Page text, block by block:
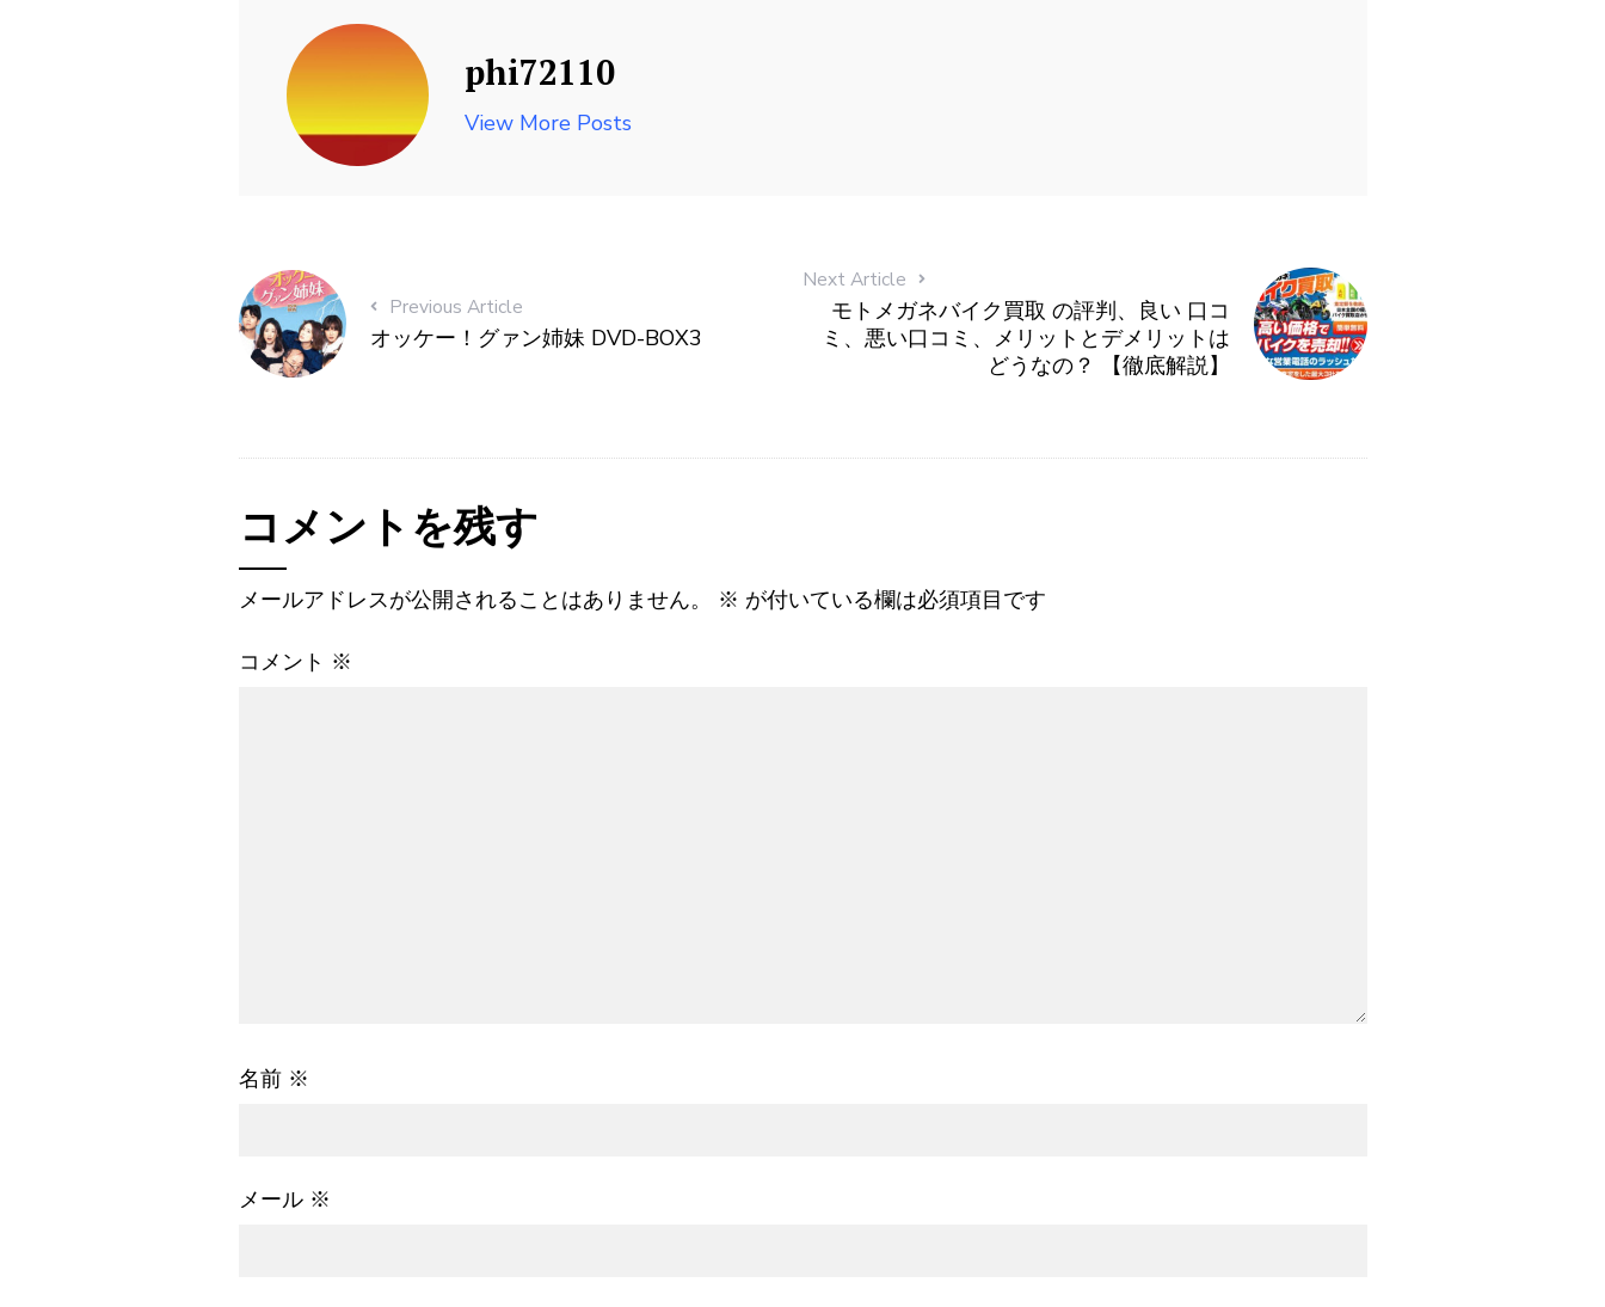
phi72110
View More Posts
Previous Article
オッケー！グァン姉妹 DVD-BOX3
Next Article
モトメガネバイク買取 の評判、良い 口コ
ミ、悪い口コミ、メリットとデメリットは
どうなの？ 【徹底解説】
コメントを残す
メールアドレスが公開されることはありません。 ※ が付いている欄は必須項目です
コメント ※
名前 ※
メール ※